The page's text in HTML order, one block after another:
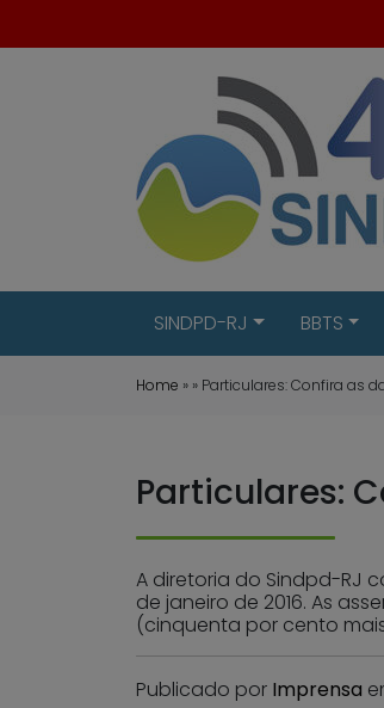
SINDPD-RJ BBTS
Home » » Particulares: Confira as
Particulares:
A diretoria do Sindpd-RJ
de janeiro de 2016. As
(cinquenta por cento
Publicado por Imprensa